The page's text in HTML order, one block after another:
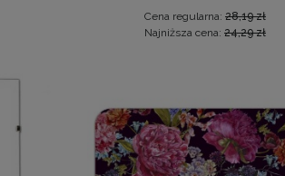
Cena regularna: 28,19 zł
Najniższa cena: 24,29 zł